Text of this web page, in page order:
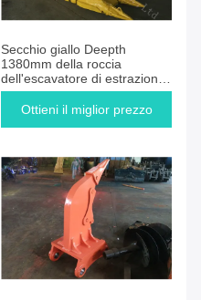
Secchio giallo Deepth
1380mm della roccia
dell'escavatore di estrazione
mineraria con il materiale di
Hardox
Ottieni il miglior prezzo